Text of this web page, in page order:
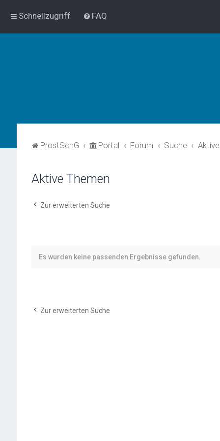
Schnellzugriff FAQ
ProstSchG Portal Forum Suche
Aktive Themen
Zur erweiterten Suche
Es wurden keine passenden Ergebnisse gefunden.
Zur erweiterten Suche